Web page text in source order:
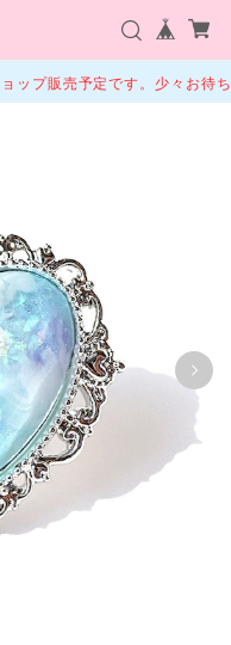
プ販売予定です。少々お待ちく